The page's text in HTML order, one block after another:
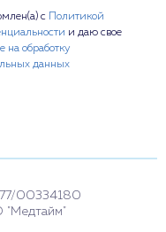
с
Политикой
и даю свое
на обработку
данных
77/00334180
"Медтайм"